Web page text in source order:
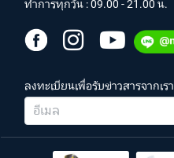
ทำการทุกวัน : 09.00 - 21.00 น.
ลงทะเบียนเพื่อรับข่าวสารจากเรา